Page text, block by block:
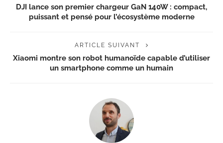
DJI lance son premier chargeur GaN 140W : compact,
puissant et pensé pour l’écosystème moderne
ARTICLE SUIVANT
Xiaomi montre son robot humanoïde capable d’utiliser
un smartphone comme un humain